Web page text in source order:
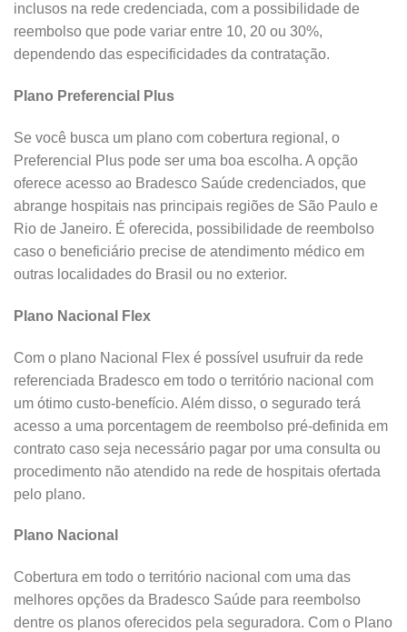
inclusos na rede credenciada, com a possibilidade de
reembolso que pode variar entre 10, 20 ou 30%,
dependendo das especificidades da contratação.
Plano Preferencial Plus
Se você busca um plano com cobertura regional, o
Preferencial Plus pode ser uma boa escolha. A opção
oferece acesso ao Bradesco Saúde credenciados, que
abrange hospitais nas principais regiões de São Paulo e
Rio de Janeiro. É oferecida, possibilidade de reembolso
caso o beneficiário precise de atendimento médico em
outras localidades do Brasil ou no exterior.
Plano Nacional Flex
Com o plano Nacional Flex é possível usufruir da rede
referenciada Bradesco em todo o território nacional com
um ótimo custo-benefício. Além disso, o segurado terá
acesso a uma porcentagem de reembolso pré-definida em
contrato caso seja necessário pagar por uma consulta ou
procedimento não atendido na rede de hospitais ofertada
pelo plano.
Plano Nacional
Cobertura em todo o território nacional com uma das
melhores opções da Bradesco Saúde para reembolso
dentre os planos oferecidos pela seguradora. Com o Plano